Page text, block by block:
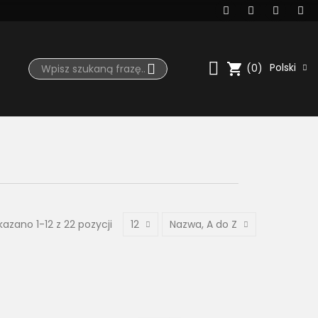
shopping_cart (0) Polski
1-12 z 22 pozycji 12 Nazwa, A do Z